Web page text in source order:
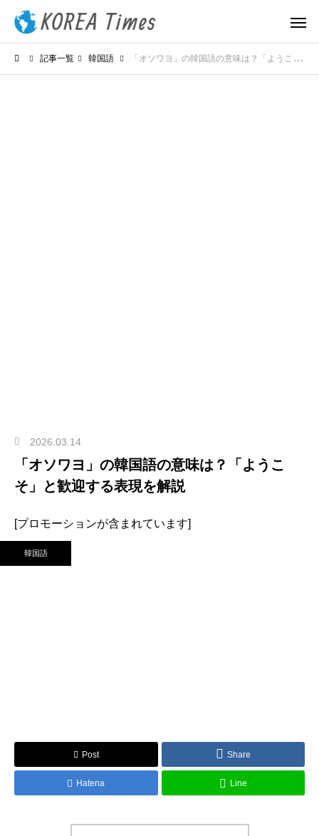
記事一覧 韓国語 「オソワヨ」の韓国語の意味は？「ようこそ」と歓迎する表現を解説
2026.03.14
「オソワヨ」の韓国語の意味は？「ようこ
そ」と歓迎する表現を解説
[プロモーションが含まれています]
韓国語
Post Share
Hatena Line